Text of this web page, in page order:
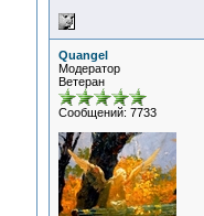
Quangel
Модератор
Ветеран
Сообщений: 7733